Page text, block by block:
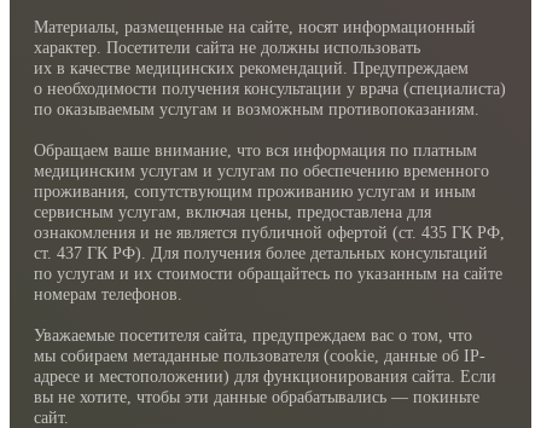
Материалы, размещенные на сайте, носят информационный
характер. Посетители сайта не должны использовать
их в качестве медицинских рекомендаций. Предупреждаем
о необходимости получения консультации у врача (специалиста)
по оказываемым услугам и возможным противопоказаниям.
Обращаем ваше внимание, что вся информация по платным
медицинским услугам и услугам по обеспечению временного
проживания, сопутствующим проживанию услугам и иным
сервисным услугам, включая цены, предоставлена для
ознакомления и не является публичной офертой (ст. 435 ГК РФ,
cт. 437 ГК РФ). Для получения более детальных консультаций
по услугам и их стоимости обращайтесь по указанным на сайте
номерам телефонов.
Уважаемые посетителя сайта, предупреждаем вас о том, что
мы собираем метаданные пользователя (cookie, данные об IP-
адресе и местоположении) для функционирования сайта. Если
вы не хотите, чтобы эти данные обрабатывались — покиньте
сайт.